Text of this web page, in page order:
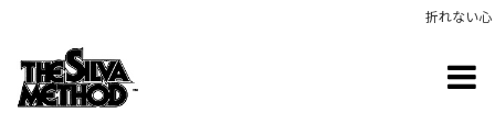
折れない心